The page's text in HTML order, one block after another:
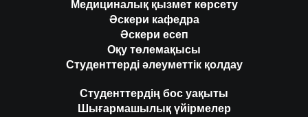
Медициналық қызмет көрсету
Әскери кафедра
Әскери есеп
Оқу төлемақысы
Студенттерді әлеуметтік қолдау
Студенттердің бос уақыты
Шығармашылық үйірмелер